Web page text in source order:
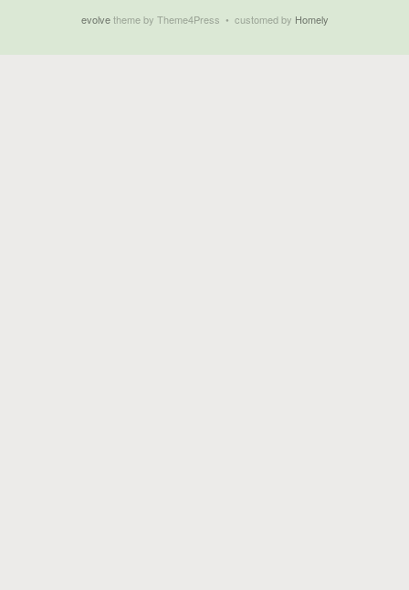
evolvetheme by Theme4Press • customed by Homely